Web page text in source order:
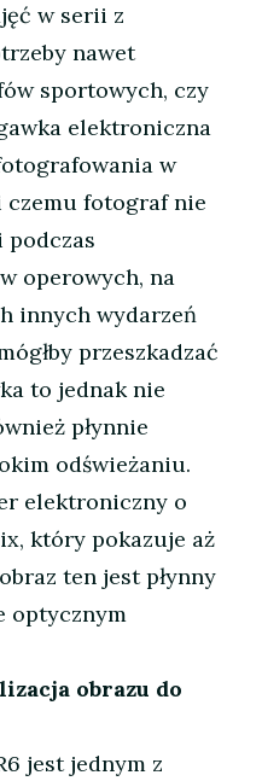
w serii z
nawet
sportowych, czy
elektroniczna
w
czemu fotograf nie
podczas
operowych, na
innych wydarzeń
przeszkadzać
to jednak nie
płynnie
odświeżaniu.
elektroniczny o
który pokazuje aż
ten jest płynny
optycznym
obrazu do
jest jednym z